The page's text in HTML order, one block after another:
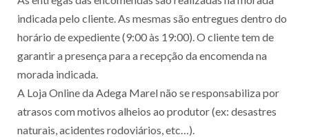
indicada pelo cliente. As mesmas são entregues dentro do
horário de expediente (9:00 às 19:00). O cliente tem de
garantir a presença para a recepção da encomenda na
morada indicada.
A Loja Online da Adega Marel não se responsabiliza por
atrasos com motivos alheios ao produtor (ex: desastres
naturais, acidentes rodoviários, etc…).